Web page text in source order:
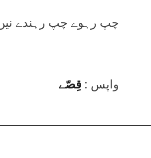
چپ رہوے چپ رہندے
واپس : قِصّے